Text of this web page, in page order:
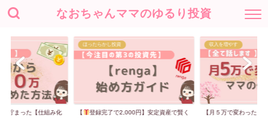
なおちゃんママのゆるり投資
貯まった【仕組み化
ほったらかし投資
【
登録完了で2,000円】安定資産で賢く
収入を増やす
【月５万で変わった】